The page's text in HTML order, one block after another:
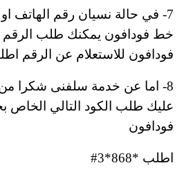
7- في حالة نسيان رقم الهاتف
خط فودافون يمكنك طلب الرقم
فودافون للاستعلام عن الرقم
8- اما عن خدمة سلفنى شكرا
عليك طلب الكود التالي الخاص
فودافون
اطلب *868*3#